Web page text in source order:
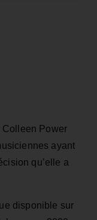
Colleen Power
ayant
qu’elle a
disponible sur